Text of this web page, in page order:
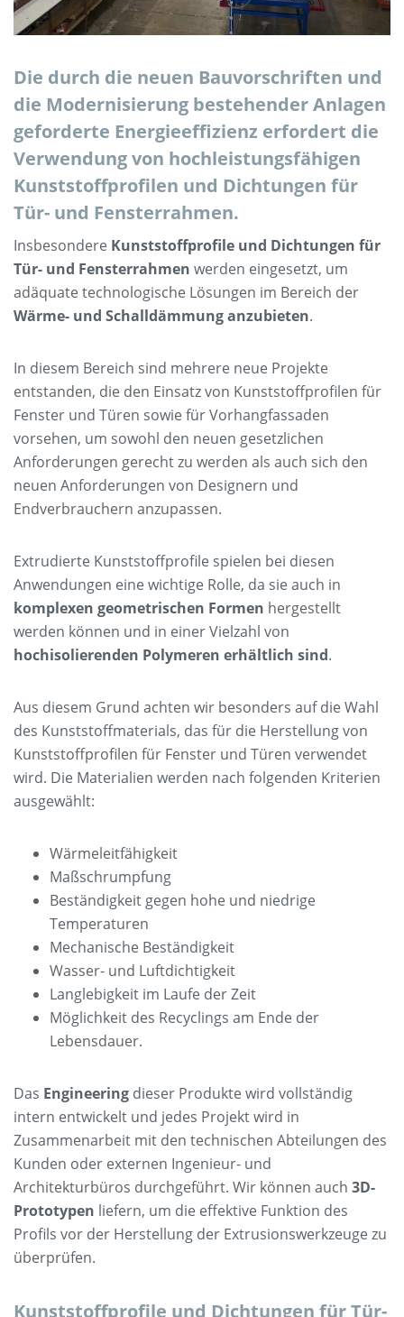
Die durch die neuen Bauvorschriften und
die Modernisierung bestehender Anlagen
geforderte Energieeffizienz erfordert die
Verwendung von hochleistungsfähigen
Kunststoffprofilen und Dichtungen für
Tür- und Fensterrahmen.
Insbesondere Kunststoffprofile und Dichtungen für
Tür- und Fensterrahmen werden eingesetzt, um
adäquate technologische Lösungen im Bereich der
Wärme- und Schalldämmung anzubieten.
In diesem Bereich sind mehrere neue Projekte
entstanden, die den Einsatz von Kunststoffprofilen für
Fenster und Türen sowie für Vorhangfassaden
vorsehen, um sowohl den neuen gesetzlichen
Anforderungen gerecht zu werden als auch sich den
neuen Anforderungen von Designern und
Endverbrauchern anzupassen.
Extrudierte Kunststoffprofile spielen bei diesen
Anwendungen eine wichtige Rolle, da sie auch in
komplexen geometrischen Formen hergestellt
werden können und in einer Vielzahl von
hochisolierenden Polymeren erhältlich sind.
Aus diesem Grund achten wir besonders auf die Wahl
des Kunststoffmaterials, das für die Herstellung von
Kunststoffprofilen für Fenster und Türen verwendet
wird. Die Materialien werden nach folgenden Kriterien
ausgewählt:
Wärmeleitfähigkeit
Maßschrumpfung
Beständigkeit gegen hohe und niedrige
Temperaturen
Mechanische Beständigkeit
Wasser- und Luftdichtigkeit
Langlebigkeit im Laufe der Zeit
Möglichkeit des Recyclings am Ende der
Lebensdauer.
Das Engineering dieser Produkte wird vollständig
intern entwickelt und jedes Projekt wird in
Zusammenarbeit mit den technischen Abteilungen des
Kunden oder externen Ingenieur- und
Architekturbüros durchgeführt. Wir können auch 3D-
Prototypen liefern, um die effektive Funktion des
Profils vor der Herstellung der Extrusionswerkzeuge zu
überprüfen.
Kunststoffprofile und Dichtungen für Tür-